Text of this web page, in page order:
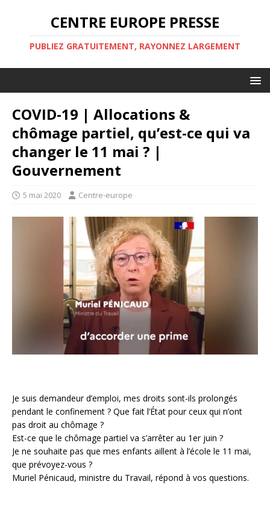
CENTRE EUROPE PRESSE
PUBLIEZ GRATUITEMENT, RAYONNEZ LARGEMENT
COVID-19 | Allocations &
chômage partiel, qu’est-ce qui va
changer le 11 mai ? |
Gouvernement
5 mai 2020 Centre-europe
Je suis demandeur d’emploi, mes droits sont-ils prolongés
pendant le confinement ? Que fait l’État pour ceux qui n’ont
pas droit au chômage ?
Est-ce que le chômage partiel va s’arrêter au 1er juin ?
Je ne souhaite pas que mes enfants aillent à l’école le 11 mai,
que prévoyez-vous ?
Muriel Pénicaud, ministre du Travail, répond à vos questions.